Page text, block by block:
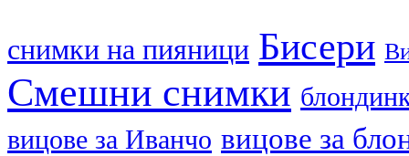
cнимки на пияници Бисери
Смешни снимки
вицове за Иванчо вицове за